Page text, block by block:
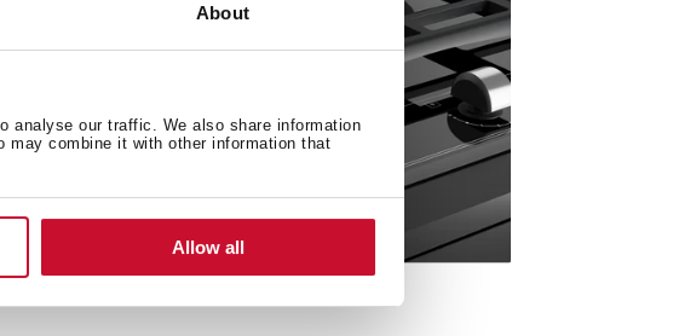
About
analyse our traffic. We also share information
may combine it with other information that
Allow all